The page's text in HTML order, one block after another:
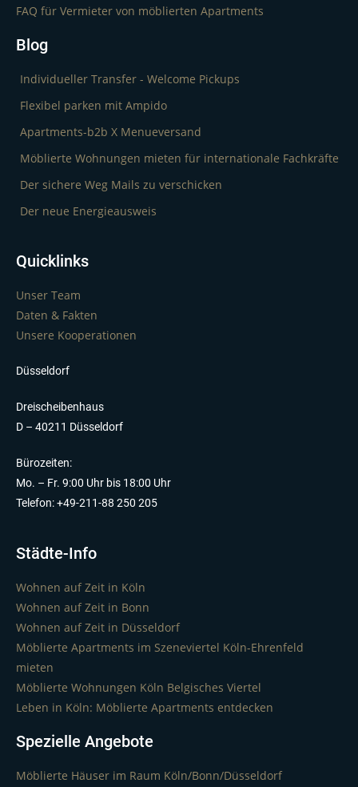
FAQ für Vermieter von möblierten Apartments
Blog
Individueller Transfer - Welcome Pickups
Flexibel parken mit Ampido
Apartments-b2b X Menueversand
Möblierte Wohnungen mieten für internationale Fachkräfte
Der sichere Weg Mails zu verschicken
Der neue Energieausweis
Quicklinks
Unser Team
Daten & Fakten
Unsere Kooperationen
Düsseldorf
Dreischeibenhaus
D – 40211 Düsseldorf
Bürozeiten:
Mo. – Fr. 9:00 Uhr bis 18:00 Uhr
Telefon: +49-211-88 250 205
Städte-Info
Wohnen auf Zeit in Köln
Wohnen auf Zeit in Bonn
Wohnen auf Zeit in Düsseldorf
Möblierte Apartments im Szeneviertel Köln-Ehrenfeld
mieten
Möblierte Wohnungen Köln Belgisches Viertel
Leben in Köln: Möblierte Apartments entdecken
Spezielle Angebote
Möblierte Häuser im Raum Köln/Bonn/Düsseldorf